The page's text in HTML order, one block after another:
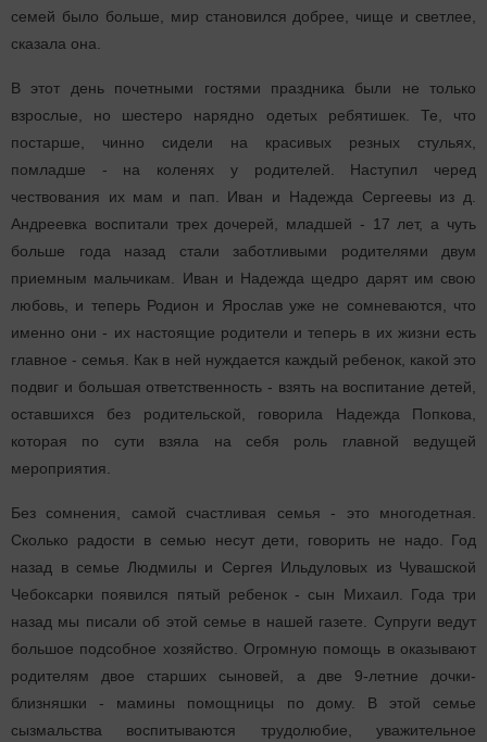
семей было больше, мир становился добрее, чище и светлее,
сказала она.
В этот день почетными гостями праздника были не только
взрослые, но шестеро нарядно одетых ребятишек. Те, что
постарше, чинно сидели на красивых резных стульях,
помладше - на коленях у родителей. Наступил черед
чествования их мам и пап. Иван и Надежда Сергеевы из д.
Андреевка воспитали трех дочерей, младшей - 17 лет, а чуть
больше года назад стали заботливыми родителями двум
приемным мальчикам. Иван и Надежда щедро дарят им свою
любовь, и теперь Родион и Ярослав уже не сомневаются, что
именно они - их настоящие родители и теперь в их жизни есть
главное - семья. Как в ней нуждается каждый ребенок, какой это
подвиг и большая ответственность - взять на воспитание детей,
оставшихся без родительской, говорила Надежда Попкова,
которая по сути взяла на себя роль главной ведущей
мероприятия.
Без сомнения, самой счастливая семья - это многодетная.
Сколько радости в семью несут дети, говорить не надо.
Год
назад в семье Людмилы и Сергея Ильдуловых из Чувашской
Чебоксарки появился пятый ребенок - сын Михаил. Года три
назад мы писали об этой семье в нашей газете. Супруги ведут
большое подсобное хозяйство. Огромную помощь в оказывают
родителям двое старших сыновей, а две 9-летние дочки-
близняшки - мамины помощницы по дому. В этой семье
сызмальства воспитываются трудолюбие, уважительное